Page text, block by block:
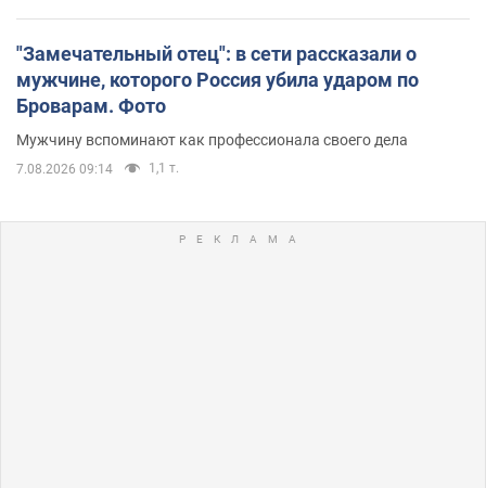
"Замечательный отец": в сети рассказали о
мужчине, которого Россия убила ударом по
Броварам. Фото
Мужчину вспоминают как профессионала своего дела
7.08.2026 09:14 1,1 т.